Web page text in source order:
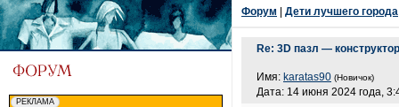
Форум Дети лучшего города
Re: 3D пазл — конструктор
Имя: karatas90 (Новичок)
Дата: 14 июня 2024 года,